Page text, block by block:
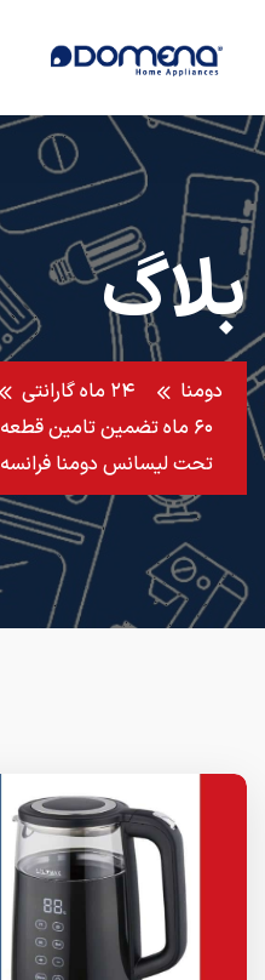
بلاگ
دومنا
۲۴ ماه گارانتی
۶۰ ماه تضمین تامین قطعه
تحت لیسانس دومنا فرانسه